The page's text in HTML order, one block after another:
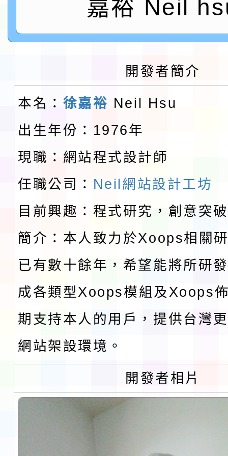
會」之「藝術教育日」
「115年桃園市運動會
錦標賽」海洋艇及
「114-115年度
115學年度迎新活動暨
會活動流程表
本校115學年度第1學
第3次招考代課鐘點教
告(不再辦理後續甄選)
檢送「桃園市115學年
賽實施要點」1份
本市「115學年度學生
程安排一案
「桃園市補助參觀特色
展演活動實施計畫」
請一案
社團法人中華民國畫廊
026 ART TAIPEI臺北
會」之「藝術教育日」
本校115學年度第1學
第2次招考代課鐘點教
告(採1次公告分次招考)
0 小時業訓練課程
轉知本市體育總會划船
「115年桃園市運動會
錦標賽」海洋艇及
域)，申請變更地點
「114-115年度
計畫」公費接種對象擴
115學年度迎新活動暨
嘉裕 Neil
開發者簡介
本名： 徐嘉裕 Neil Hsu
出生年份：1976年
現職：網站程式設計師
任職公司： Neil網站設計工坊
目前興趣：程式研究，創意突
簡介：本人致力於Xoops相關
已有數十餘年，希望能將所研
成各類型Xoops模組及Xoops
期支持本人的用戶，提供台灣
網站架設環境。
開發者相片